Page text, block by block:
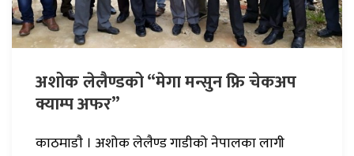
अशोक लेलैण्डको “मेगा मन्सुन फ्रि चेकअप
क्याम्प अफर”
काठमाडाै‌ । अशोक लेलैण्ड गाडीको नेपालका लागी